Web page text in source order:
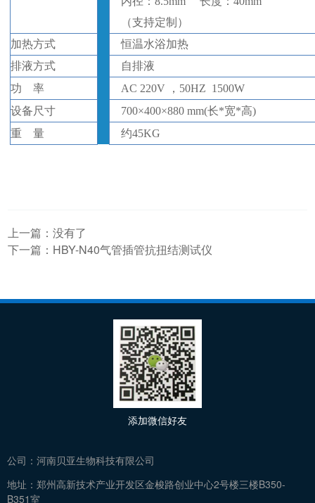
（支持定制）
加热方式
恒温水浴加热
排液方式
自排液
功
率 AC 220V ，50HZ 1500W
设备尺寸 700×400×880 mm(长*宽*高)
重
量 约45KG
上一篇：没有了
下一篇： HBY-N40气管插管抗扭结测试仪
公司： 河南贝亚生物科技有限公司
地址： 郑州高新技术产业开发区金梭路创业中心2号楼三楼B350-
B351室
添加微信好友